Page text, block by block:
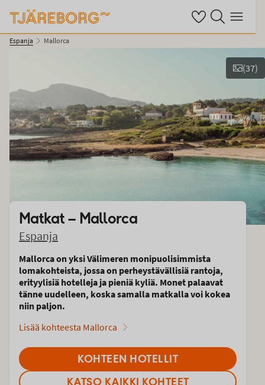
OmatHaku tjäreborg.fi
Valikko
Espanja Mallorca
Kuvat ja videot
(37)
Matkat – Mallorca
Espanja
Mallorca on yksi Välimeren monipuolisimmista
lomakohteista, jossa on perheystävällisiä rantoja,
erityylisiä hotelleja ja pieniä kyliä. Monet palaavat
tänne uudelleen, koska samalla matkalla voi kokea
niin paljon.
Lisää kohteesta Mallorca
KOHTEEN HOTELLIT
KATSO KAIKKI KOHTEET